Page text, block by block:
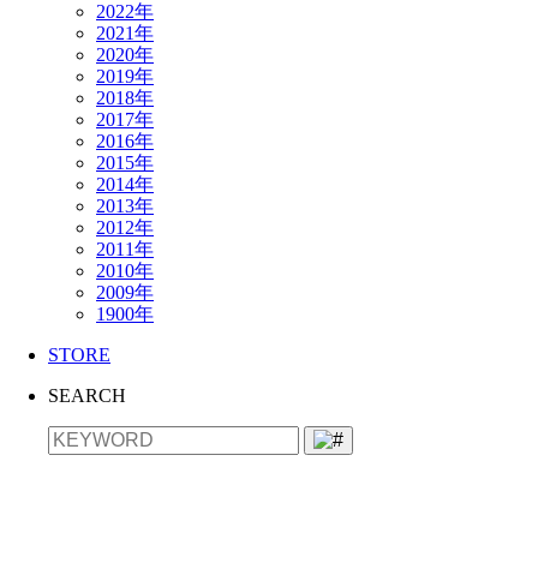
2022年
2021年
2020年
2019年
2018年
2017年
2016年
2015年
2014年
2013年
2012年
2011年
2010年
2009年
1900年
STORE
SEARCH